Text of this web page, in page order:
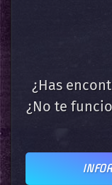
¿Has
¿No te